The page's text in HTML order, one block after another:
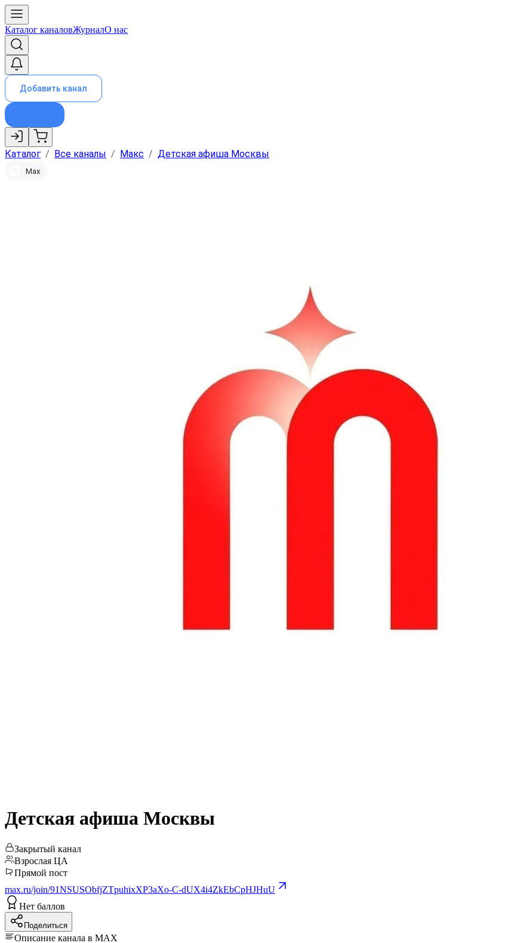
Каталог каналовЖурналО нас
Добавить канал
Каталог / Все каналы / Макс / Детская афиша Москвы
Max
Детская афиша Москвы
Закрытый канал
Взрослая ЦА
Прямой пост
max.ru/join/91NSUSObfjZTpuhixXP3aXo-C-dUX4i4ZkEbCpHJHuU
Нет баллов
Поделиться
Описание канала в MAX